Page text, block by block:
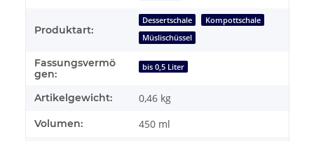
Produktart:
Dessertschale
Kompottschale
Müslischüssel
Fassungsvermö
gen:
bis 0,5 Liter
Artikelgewicht: 0,46 kg
Volumen: 450 ml